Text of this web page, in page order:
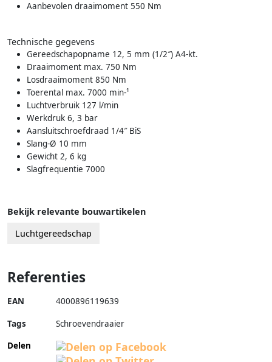
Aanbevolen draaimoment 550 Nm
Technische gegevens
Gereedschapopname 12, 5 mm (1/2″) A4-kt.
Draaimoment max. 750 Nm
Losdraaimoment 850 Nm
Toerental max. 7000 min-¹
Luchtverbruik 127 l/min
Werkdruk 6, 3 bar
Aansluitschroefdraad 1/4″ BiS
Slang-Ø 10 mm
Gewicht 2, 6 kg
Slagfrequentie 7000
Bekijk relevante bouwartikelen
Luchtgereedschap
Referenties
EAN 4000896119639
Tags
Schroevendraaier
Delen